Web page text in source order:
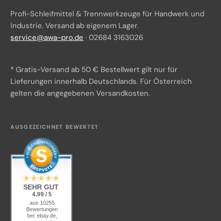
Batteriegesetzhinweise
Impressum
Versand & Zahlung
Beschaffungsservice
KI-Transparenz
Profi-Schleifmittel & Trennwerkzeuge für Handwerk und
Industrie. Versand ab eigenem Lager.
service@awa-pro.de · 02684 3163026
* Gratis-Versand ab 50 € Bestellwert gilt nur für
Lieferungen innerhalb Deutschlands. Für Österreich
gelten die angegebenen Versandkosten.
AUSGEZEICHNET BEWERTET
SEHR GUT
4.99 / 5
aus 10255
Bewertungen
bei: ebay.de,